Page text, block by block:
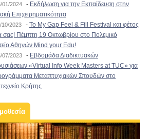
01/2024 - Εκδήλωση για την Εκπαίδευση στην
Επιχειρηματικότητα
10/2023 - To My Gap Feel & Fill Festival και φέτος
σας! Πέμπτη 19 Οκτωβρίου στο Πολεμικό
Αθηνών Mind your Edu!
07/2023 - Εβδομάδα Διαδικτυακών
«Virtual Info Week Masters at TUC» για
Μεταπτυχιακών Σπουδών στο
Κρήτης